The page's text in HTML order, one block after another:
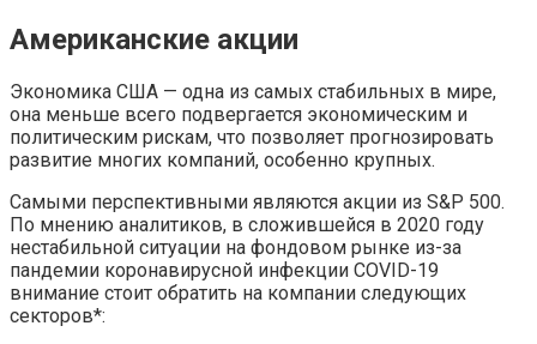
Американские акции
Экономика США — одна из самых стабильных в мире,
она меньше всего подвергается экономическим и
политическим рискам, что позволяет прогнозировать
развитие многих компаний, особенно крупных.
Самыми перспективными являются акции из S&P 500.
По мнению аналитиков, в сложившейся в 2020 году
нестабильной ситуации на фондовом рынке из-за
пандемии коронавирусной инфекции COVID-19
внимание стоит обратить на компании следующих
секторов*: